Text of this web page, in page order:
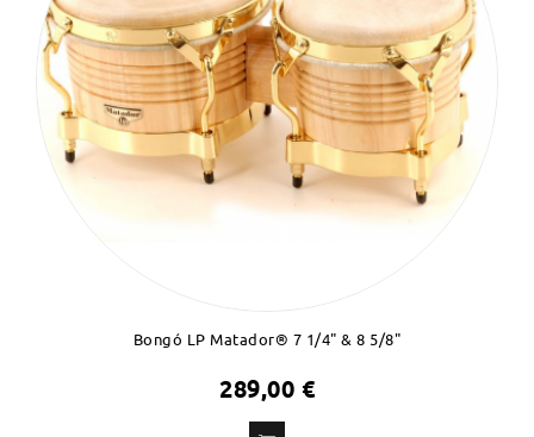
Bongó LP Matador® 7 1/4" & 8 5/8"
289,00 €